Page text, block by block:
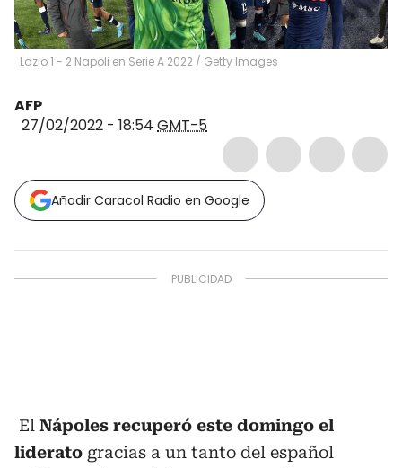
Lazio 1 - 2 Napoli en Serie A 2022 / Getty Images
AFP
27/02/2022 - 18:54 GMT-5
Añadir Caracol Radio en Google
El Nápoles recuperó este domingo el
liderato gracias a un tanto del español